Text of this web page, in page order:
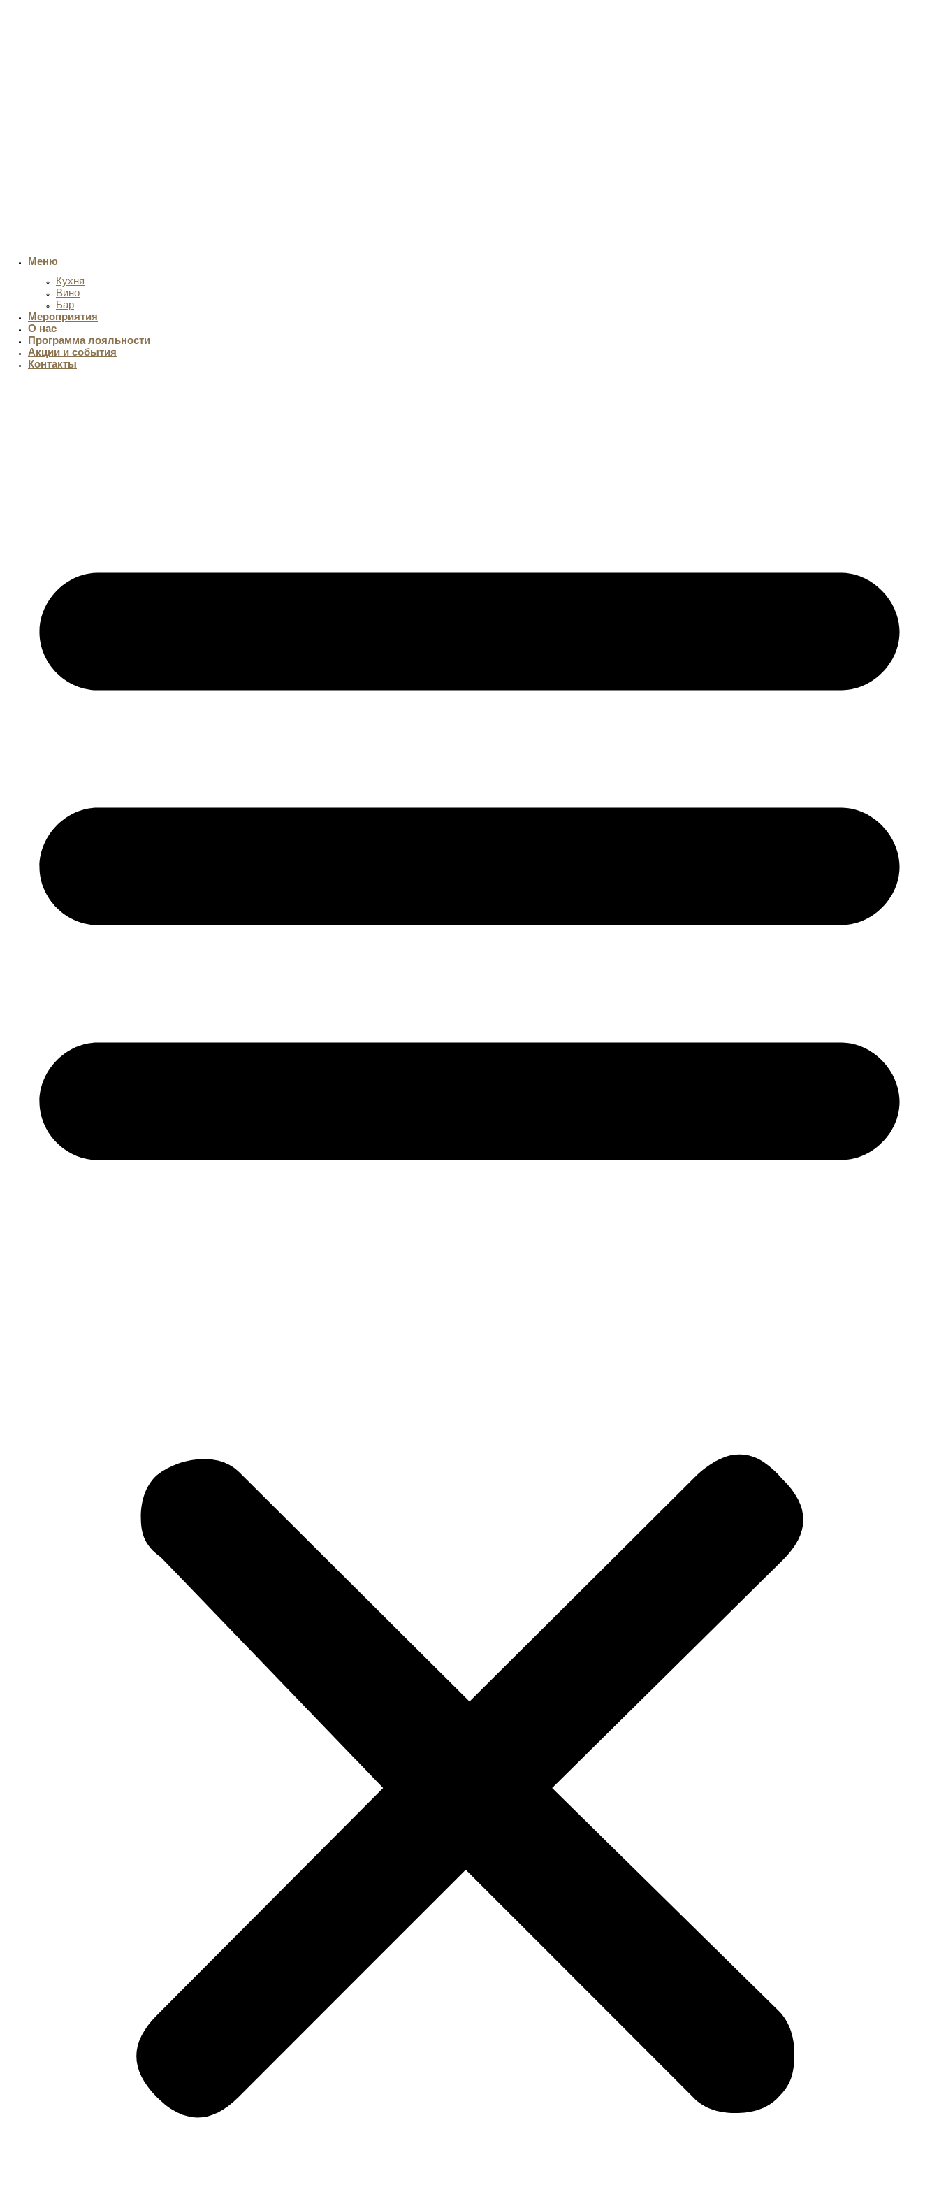
Меню
Кухня
Вино
Бар
Мероприятия
О нас
Программа лояльности
Акции и события
Контакты